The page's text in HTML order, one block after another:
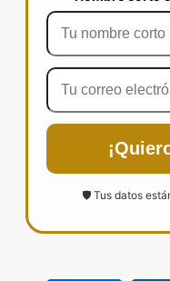
🛡️ Tus datos